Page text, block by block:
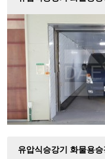
유압식승강기 화물용